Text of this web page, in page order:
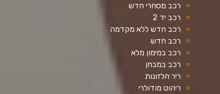
רכב מסחרי חדש
רכב יד 2
רכב חדש ללא מקדמה
רכב חדש
רכב במימון מלא
רכב במבחן
ריר חלזונות
ריהוט מודולרי